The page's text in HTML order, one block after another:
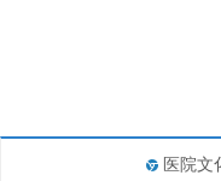
医院文